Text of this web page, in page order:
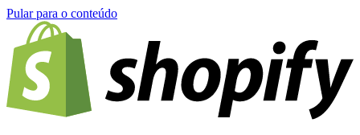
Pular para o conteúdo